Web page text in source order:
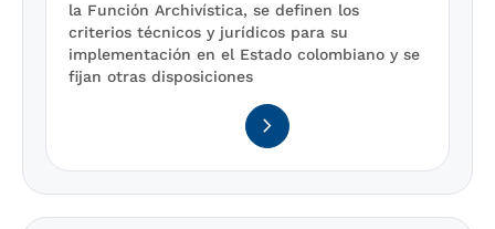
la Función Archivística, se definen los
criterios técnicos y jurídicos para su
implementación en el Estado colombiano y se
fijan otras disposiciones
navigate_next